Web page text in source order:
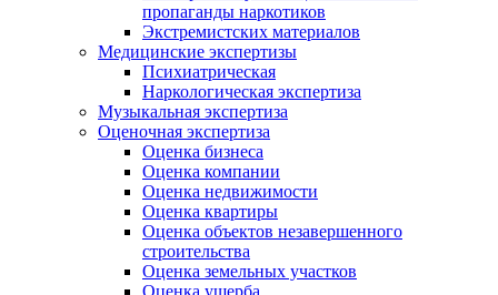
пропаганды наркотиков
Экстремистских материалов
Медицинские экспертизы
Психиатрическая
Наркологическая экспертиза
Музыкальная экспертиза
Оценочная экспертиза
Оценка бизнеса
Оценка компании
Оценка недвижимости
Оценка квартиры
Оценка объектов незавершенного
строительства
Оценка земельных участков